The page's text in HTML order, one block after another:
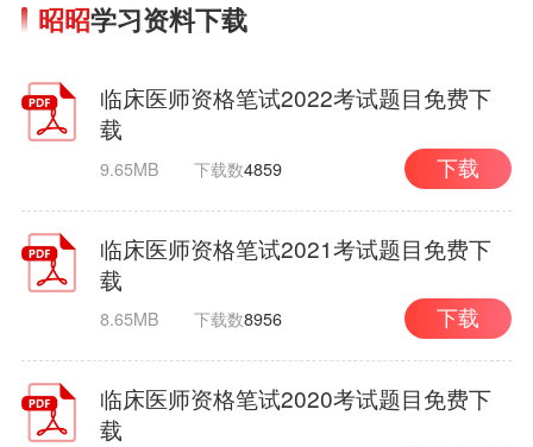
昭昭学习资料下载
临床医师资格笔试2022考试题目免费下
载
9.65MB 下载数4859 下载
临床医师资格笔试2021考试题目免费下
载
8.65MB 下载数8956 下载
临床医师资格笔试2020考试题目免费下
载